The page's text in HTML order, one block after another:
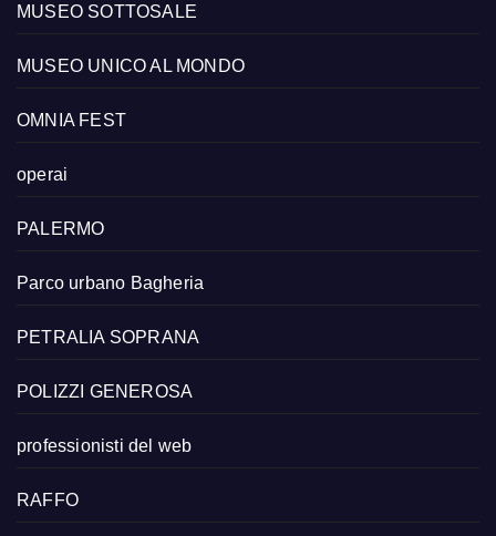
MUSEO SOTTOSALE
MUSEO UNICO AL MONDO
OMNIA FEST
operai
PALERMO
Parco urbano Bagheria
PETRALIA SOPRANA
POLIZZI GENEROSA
professionisti del web
RAFFO